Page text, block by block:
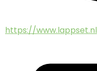
https://www.lappset.nl